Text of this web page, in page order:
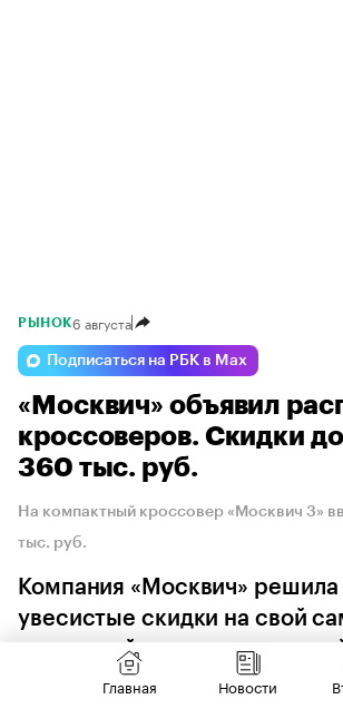
РЫНОК6 августа
Подписаться на РБК в Max
«Москвич» объявил
кроссоверов. Скидки
360 тыс. руб.
На компактный кроссовер «Москвич 3»
тыс. руб.
Компания «Москвич» решила
увесистые скидки на свой
доступный кроссовер в
Главная
Новости